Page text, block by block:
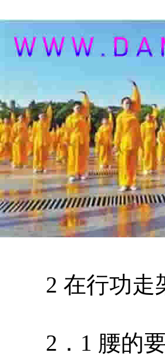
2 在行功走
2．1 腰的要